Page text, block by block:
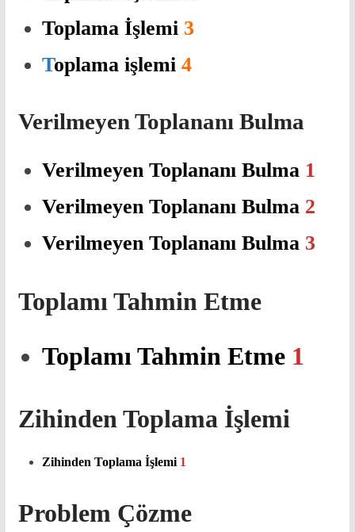
Toplama İşlemi 3
Toplama işlemi 4
Verilmeyen Toplananı Bulma
Verilmeyen Toplananı Bulma 1
Verilmeyen Toplananı Bulma 2
Verilmeyen Toplananı Bulma 3
Toplamı Tahmin Etme
Toplamı Tahmin Etme 1
Zihinden Toplama İşlemi
Zihinden Toplama İşlemi 1
Problem Çözme